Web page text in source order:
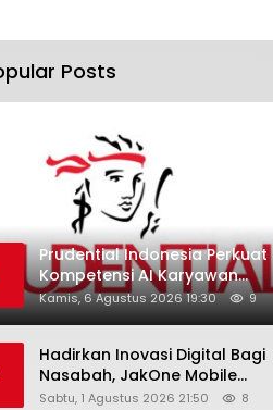
Posts
Prudential Indonesia Perkuat
Kompetensi AI Karyawan
Lewat AI Week
Kamis, 6 Agustus 2026 19:30 9
Hadirkan Inovasi Digital Bagi
Nasabah, JakOne Mobile
Antar Bank Jakarta Sukses
Sabtu, 1 Agustus 2026 21:50 8